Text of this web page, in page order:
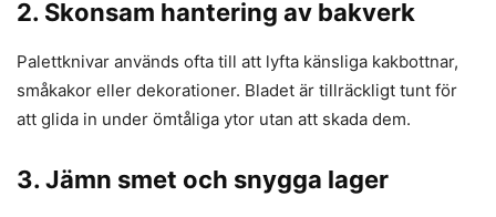
2. Skonsam hantering av bakverk
Palettknivar används ofta till att lyfta känsliga kakbottnar,
småkakor eller dekorationer. Bladet är tillräckligt tunt för
att glida in under ömtåliga ytor utan att skada dem.
3. Jämn smet och snygga lager